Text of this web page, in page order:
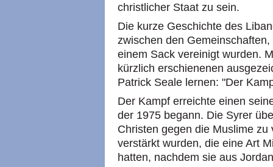
christlicher Staat zu sein.
Die kurze Geschichte des
zwischen den
einem Sack vereinigt wurden.
kürzlich erschienenen
Patrick Seale lernen: "Der
Der Kampf erreichte einen
der 1975 begann. Die Syrer
Christen gegen die Muslime
verstärkt wurden, die eine Art
hatten, nachdem sie aus